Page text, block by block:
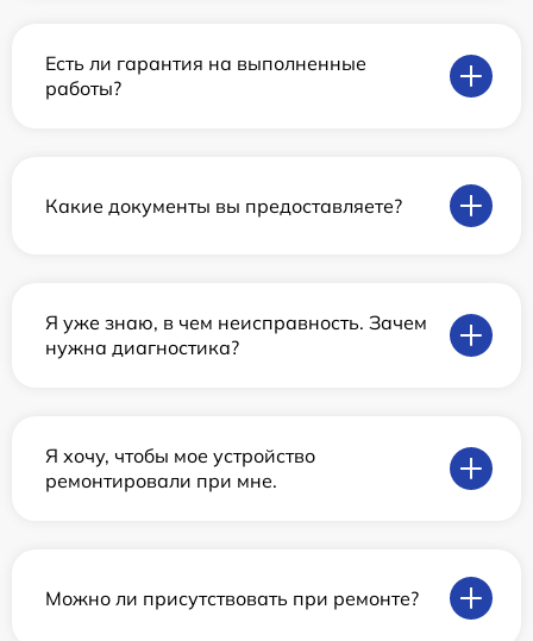
Есть ли гарантия на выполненные
работы?
Какие документы вы предоставляете?
Я уже знаю, в чем неисправность. Зачем
нужна диагностика?
Я хочу, чтобы мое устройство
ремонтировали при мне.
Можно ли присутствовать при ремонте?